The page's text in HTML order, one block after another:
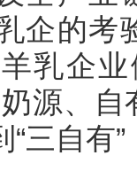
企的考
乳企
源、
“三自有